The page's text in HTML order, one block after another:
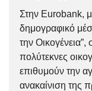
Στην Eurobank,
δημογραφικό
την Οικογένεια”,
πολύτεκνες
επιθυμούν την
ανακαίνιση της